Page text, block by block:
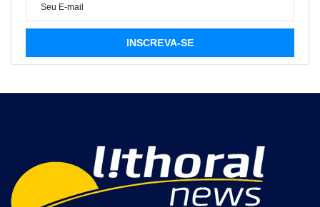
INSCREVA-SE